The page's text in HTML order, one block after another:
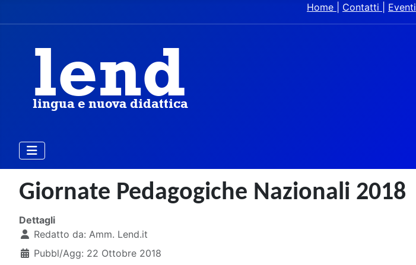
Home Contatti Eventi
Giornate Pedagogiche Nazionali 2018
Dettagli
Redatto da: Amm. Lend.it
Pubbl/Agg: 22 Ottobre 2018